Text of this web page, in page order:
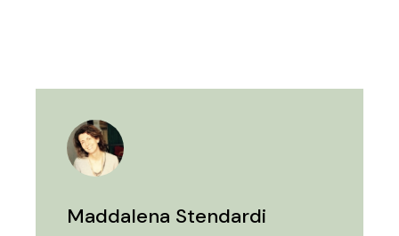
Maddalena Stendardi